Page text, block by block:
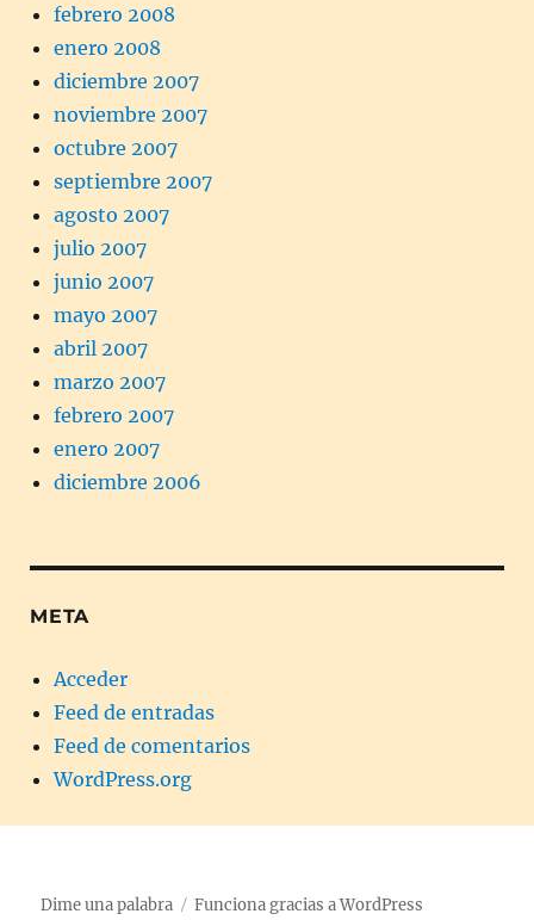
febrero 2008
enero 2008
diciembre 2007
noviembre 2007
octubre 2007
septiembre 2007
agosto 2007
julio 2007
junio 2007
mayo 2007
abril 2007
marzo 2007
febrero 2007
enero 2007
diciembre 2006
META
Acceder
Feed de entradas
Feed de comentarios
WordPress.org
Dime una palabra Funciona gracias a WordPress